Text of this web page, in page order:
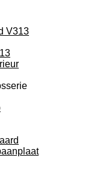
V313